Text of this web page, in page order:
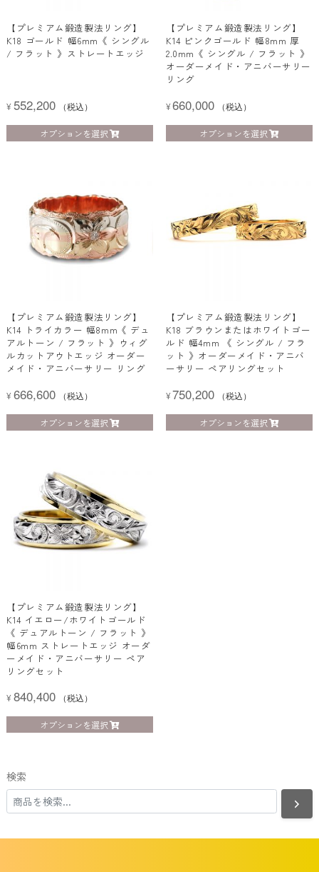
【プレミアム鍛造製法リング】
K18 ゴールド 幅6mm《 シングル
/ フラット 》ストレートエッジ
¥ 552,200 （税込）
オプションを選択
【プレミアム鍛造製法リング】
K14 ピンクゴールド 幅8mm 厚
2.0mm《 シングル / フラット 》
オーダーメイド・アニバーサリー
リング
¥660,000 （税込）
オプションを選択
【プレミアム鍛造製法リング】
K14 トライカラー 幅8mm《 デュ
アルトーン / フラット 》ウィグ
ルカットアウトエッジ オーダー
メイド・アニバーサリー リング
¥666,600 （税込）
オプションを選択
【プレミアム鍛造製法リング】
K18 ブラウンまたはホワイトゴー
ルド 幅4mm 《 シングル / フラ
ット 》オーダーメイド・アニバ
ーサリー ペアリングセット
¥750,200 （税込）
オプションを選択
【プレミアム鍛造製法リング】
K14 イエロー/ホワイトゴールド
《 デュアルトーン / フラット 》
幅6mm ストレートエッジ オーダ
ーメイド・アニバーサリー ペア
リングセット
¥840,400 （税込）
オプションを選択
検索